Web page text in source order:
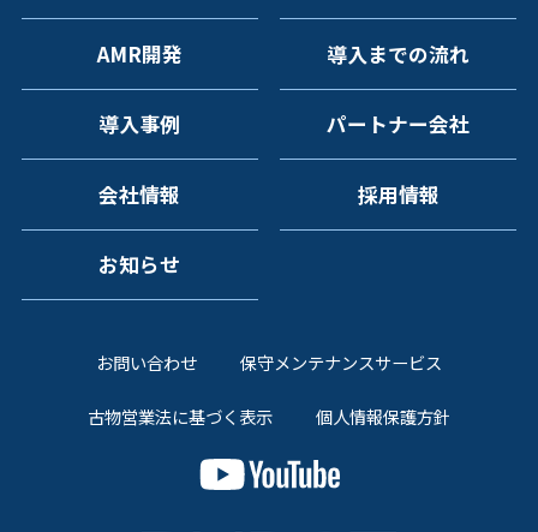
AMR開発 導入までの流れ
導入事例 パートナー会社
会社情報 採用情報
お知らせ
お問い合わせ 保守メンテナンスサービス
古物営業法に基づく表示 個人情報保護方針